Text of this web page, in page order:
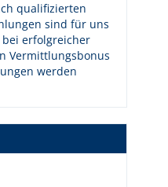
qualifizierten
sind für uns
erfolgreicher
Vermittlungsbonus
werden